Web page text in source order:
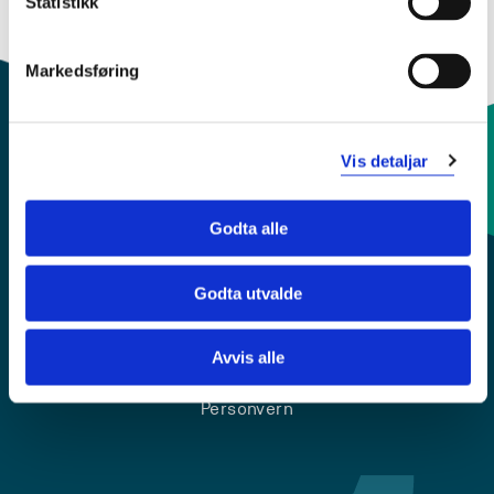
Markedsføring
Vis detaljar
Godta alle
Godta utvalde
Avvis alle
Semester: 1 5 sp
Krise- og beredskapsnummer
Tilgjengelegheitserklæring
Personvern